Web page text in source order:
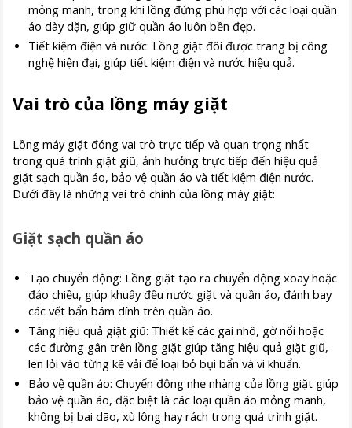
mỏng manh, trong khi lồng đứng phù hợp với các loại quần
áo dày dặn, giúp giữ quần áo luôn bền đẹp.
Tiết kiệm điện và nước: Lồng giặt đôi được trang bị công
nghệ hiện đại, giúp tiết kiệm điện và nước hiệu quả.
Vai trò của lồng máy giặt
Lồng máy giặt đóng vai trò trực tiếp và quan trọng nhất
trong quá trình giặt giũ, ảnh hưởng trực tiếp đến hiệu quả
giặt sạch quần áo, bảo vệ quần áo và tiết kiệm điện nước.
Dưới đây là những vai trò chính của lồng máy giặt:
Giặt sạch quần áo
Tạo chuyển động: Lồng giặt tạo ra chuyển động xoay hoặc
đảo chiều, giúp khuấy đều nước giặt và quần áo, đánh bay
các vết bẩn bám dính trên quần áo.
Tăng hiệu quả giặt giũ: Thiết kế các gai nhô, gờ nổi hoặc
các đường gân trên lồng giặt giúp tăng hiệu quả giặt giũ,
len lỏi vào từng kẽ vải để loại bỏ bụi bẩn và vi khuẩn.
Bảo vệ quần áo: Chuyển động nhẹ nhàng của lồng giặt giúp
bảo vệ quần áo, đặc biệt là các loại quần áo mỏng manh,
không bị bai dão, xù lông hay rách trong quá trình giặt.